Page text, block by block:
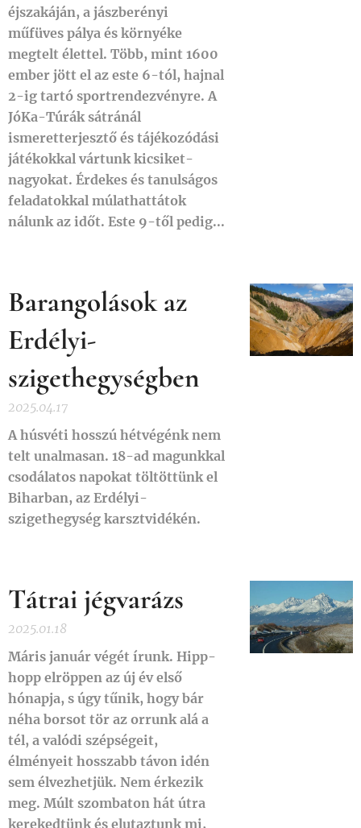
éjszakáján, a jászberényi
műfüves pálya és környéke
megtelt élettel. Több, mint 1600
ember jött el az este 6-tól, hajnal
2-ig tartó sportrendezvényre. A
JóKa-Túrák sátránál
ismeretterjesztő és tájékozódási
játékokkal vártunk kicsiket-
nagyokat. Érdekes és tanulságos
feladatokkal múlathattátok
nálunk az időt. Este 9-től pedig...
Barangolások az
Erdélyi-
szigethegységben
2025.04.17
A húsvéti hosszú hétvégénk nem
telt unalmasan. 18-ad magunkkal
csodálatos napokat töltöttünk el
Biharban, az Erdélyi-
szigethegység karsztvidékén.
Tátrai jégvarázs
2025.01.18
Máris január végét írunk. Hipp-
hopp elröppen az új év első
hónapja, s úgy tűnik, hogy bár
néha borsot tör az orrunk alá a
tél, a valódi szépségeit,
élményeit hosszabb távon idén
sem élvezhetjük. Nem érkezik
meg. Múlt szombaton hát útra
kerekedtünk és elutaztunk mi,